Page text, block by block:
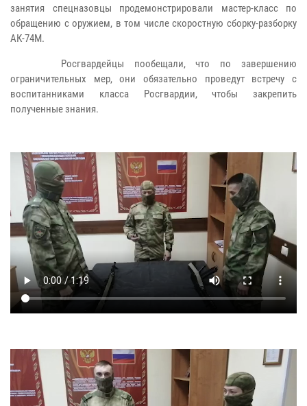
занятия спецназовцы продемонстрировали мастер-класс по
обращению с оружием, в том числе скоростную сборку-разборку
АК-74М.
Росгвардейцы пообещали, что по завершению
ограничительных мер, они обязательно проведут встречу с
воспитанниками класса Росгвардии, чтобы закрепить
полученные знания.